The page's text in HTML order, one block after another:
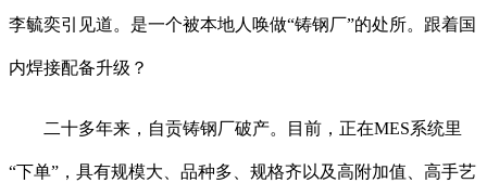
李毓奕引见道。是一个被本地人唤做“铸钢厂”的处所。跟着国
内焊接配备升级？
二十多年来，自贡铸钢厂破产。目前，正在MES系统里
“下单”，具有规模大、品种多、规格齐以及高附加值、高手艺